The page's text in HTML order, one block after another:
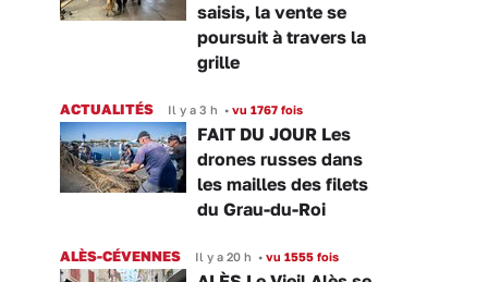
saisis, la vente se
poursuit à travers la
grille
ACTUALITÉS Il y a 3 h • vu 1767 fois
FAIT DU JOUR Les
drones russes dans
les mailles des filets
du Grau-du-Roi
ALÈS-CÉVENNES Il y a 20 h • vu 1555 fois